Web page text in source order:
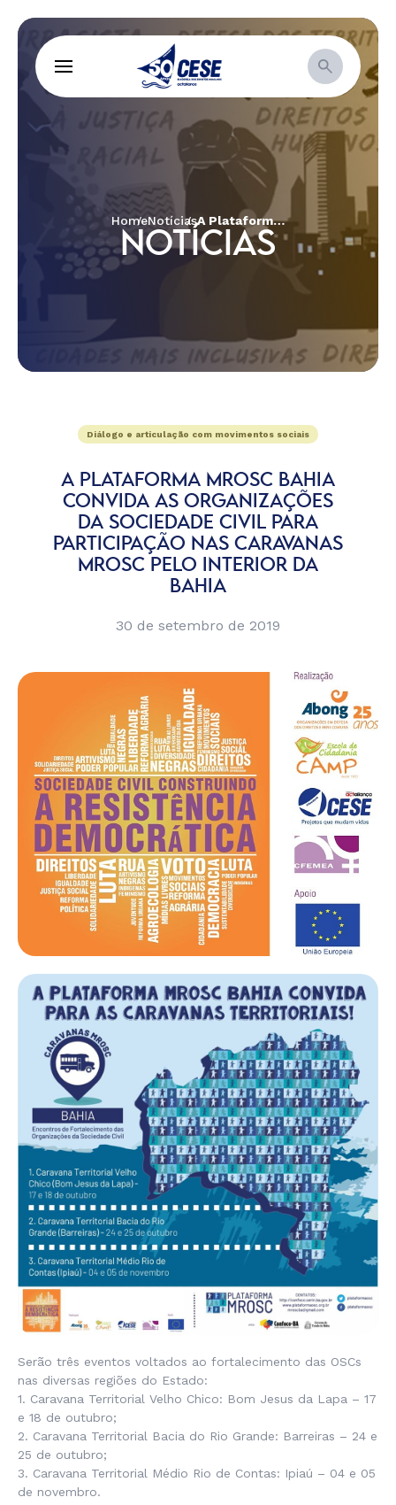
HomeNotícias A Plataforma MROSC Bahia convida as organizações da sociedade civil para participação nas Caravanas MROSC pelo interior da Bahia
NOTÍCIAS
Diálogo e articulação com movimentos sociais
A PLATAFORMA MROSC BAHIA
CONVIDA AS ORGANIZAÇÕES
DA SOCIEDADE CIVIL PARA
PARTICIPAÇÃO NAS CARAVANAS
MROSC PELO INTERIOR DA
BAHIA
30 de setembro de 2019
Serão três eventos voltados ao fortalecimento das OSCs
nas diversas regiões do Estado:
1. Caravana Territorial Velho Chico: Bom Jesus da Lapa – 17
e 18 de outubro;
2. Caravana Territorial Bacia do Rio Grande: Barreiras – 24 e
25 de outubro;
3. Caravana Territorial Médio Rio de Contas: Ipiaú – 04 e 05
de novembro.